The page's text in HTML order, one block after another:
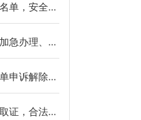
办理离境手续
同，通过率高
诉解除全包
上路更安心